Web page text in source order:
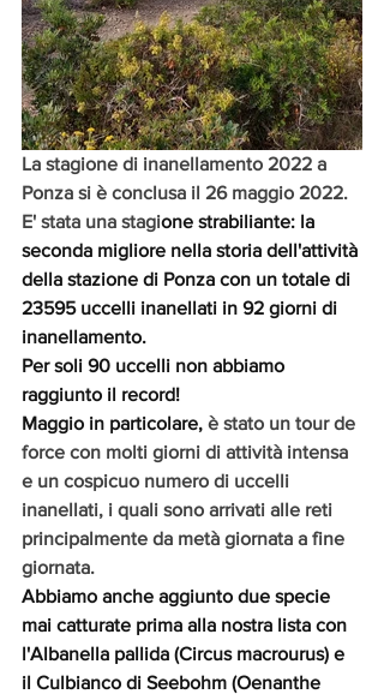
La stagione di inanellamento 2022 a
Ponza si è conclusa il 26 maggio 2022.
E' stata una stagione strabiliante: la
seconda migliore nella storia dell'attività
della stazione di Ponza con un totale di
23595 uccelli inanellati in 92 giorni di
inanellamento.
Per soli 90 uccelli non abbiamo
raggiunto il record!
Maggio in particolare, è stato un tour de
force con molti giorni di attività intensa
e un cospicuo numero di uccelli
inanellati, i quali sono arrivati alle reti
principalmente da metà giornata a fine
giornata.
Abbiamo anche aggiunto due specie
mai catturate prima alla nostra lista con
l'Albanella pallida (Circus macrourus) e
il Culbianco di Seebohm (Oenanthe